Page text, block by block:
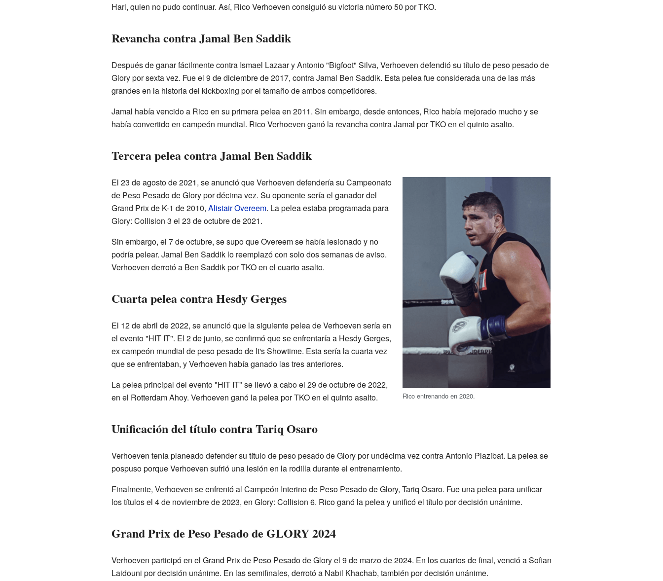
Hari, quien no pudo continuar. Así, Rico Verhoeven consiguió su victoria número 50 por TKO.
Revancha contra Jamal Ben Saddik
Después de ganar fácilmente contra Ismael Lazaar y Antonio "Bigfoot" Silva, Verhoeven defendió su título de peso pesado de
Glory por sexta vez. Fue el 9 de diciembre de 2017, contra Jamal Ben Saddik. Esta pelea fue considerada una de las más
grandes en la historia del kickboxing por el tamaño de ambos competidores.
Jamal había vencido a Rico en su primera pelea en 2011. Sin embargo, desde entonces, Rico había mejorado mucho y se
había convertido en campeón mundial. Rico Verhoeven ganó la revancha contra Jamal por TKO en el quinto asalto.
Tercera pelea contra Jamal Ben Saddik
Rico entrenando en 2020.
El 23 de agosto de 2021, se anunció que Verhoeven defendería su Campeonato
de Peso Pesado de Glory por décima vez. Su oponente sería el ganador del
Grand Prix de K-1 de 2010, Alistair Overeem. La pelea estaba programada para
Glory: Collision 3 el 23 de octubre de 2021.
Sin embargo, el 7 de octubre, se supo que Overeem se había lesionado y no
podría pelear. Jamal Ben Saddik lo reemplazó con solo dos semanas de aviso.
Verhoeven derrotó a Ben Saddik por TKO en el cuarto asalto.
Cuarta pelea contra Hesdy Gerges
El 12 de abril de 2022, se anunció que la siguiente pelea de Verhoeven sería en
el evento "HIT IT". El 2 de junio, se confirmó que se enfrentaría a Hesdy Gerges,
ex campeón mundial de peso pesado de It's Showtime. Esta sería la cuarta vez
que se enfrentaban, y Verhoeven había ganado las tres anteriores.
La pelea principal del evento "HIT IT" se llevó a cabo el 29 de octubre de 2022,
en el Rotterdam Ahoy. Verhoeven ganó la pelea por TKO en el quinto asalto.
Unificación del título contra Tariq Osaro
Verhoeven tenía planeado defender su título de peso pesado de Glory por undécima vez contra Antonio Plazibat. La pelea se
pospuso porque Verhoeven sufrió una lesión en la rodilla durante el entrenamiento.
Finalmente, Verhoeven se enfrentó al Campeón Interino de Peso Pesado de Glory, Tariq Osaro. Fue una pelea para unificar
los títulos el 4 de noviembre de 2023, en Glory: Collision 6. Rico ganó la pelea y unificó el título por decisión unánime.
Grand Prix de Peso Pesado de GLORY 2024
Verhoeven participó en el Grand Prix de Peso Pesado de Glory el 9 de marzo de 2024. En los cuartos de final, venció a Sofian
Laidouni por decisión unánime. En las semifinales, derrotó a Nabil Khachab, también por decisión unánime.